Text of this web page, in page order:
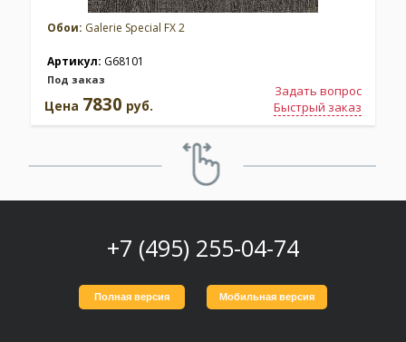
Обои: Galerie Special FX 2
Артикул: G68101
Под заказ
Задать вопрос
Быстрый заказ
Цена 7830 руб.
+7 (495) 255-04-74
Полная версия Мобильная версия